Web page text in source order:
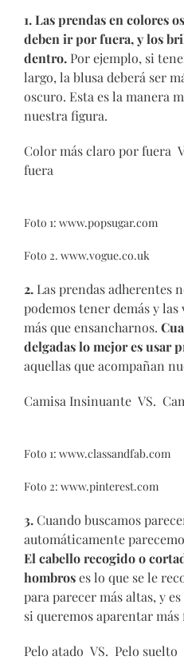
1.Las prendas en colores
deben ir por fuera, y los
dentro. Por ejemplo, si
largo, la blusa deberá ser
oscuro. Esta es la manera
nuestra figura.
Color más claro por fuera
fuera
Foto 1: www.popsugar.com
Foto 2. www.vogue.co.uk
2. Las prendas adherentes
podemos tener demás y
más que ensancharnos.
delgadas lo mejor es usar
aquellas que acompañan
Camisa Insinuante VS.
Foto 1: www.classandfab.com
Foto 2: www.pinterest.com
3.Cuando buscamos
automáticamente
El cabello recogido o
hombroses lo que se le
para parecer más altas, y
si queremos aparentar más
Pelo atado VS. Pelo suelto